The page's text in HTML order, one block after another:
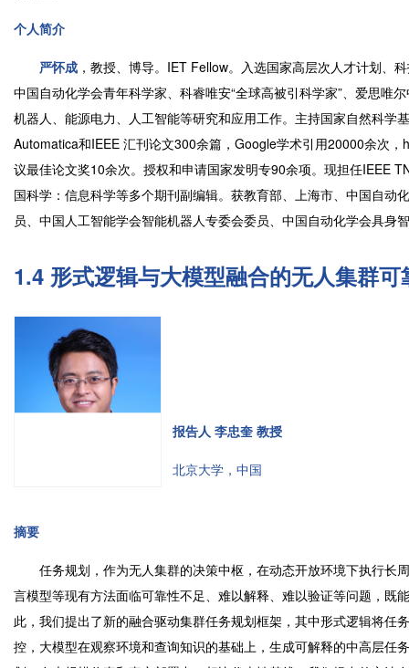
个人简介
严怀成 ，教授、博导。IET Fellow。入选国家高层次人才计划、
中国自动化学会青年科学家、科睿唯安“全球高被引科学家”、爱思唯
机器人、能源电力、人工智能等研究和应用工作。主持国家自然科
Automatica和IEEE 汇刊论文300余篇，Google学术引用20000余次
议最佳论文奖10余次。授权和申请国家发明专90余项。现担任IEEE
国科学：信息科学等多个期刊副编辑。获教育部、上海市、中国自
员、中国人工智能学会智能机器人专委会委员、中国自动化学会具身
1.4 形式逻辑与大模型融合的无人集群
报告人 李忠奎 教授
北京大学，中国
摘要
任务规划，作为无人集群的决策中枢，在动态开放环境下执行长
言模型等现有方法面临可靠性不足、难以解释、难以验证等问题，
此，我们提出了新的融合驱动集群任务规划框架，其中形式逻辑将
控，大模型在观察环境和查询知识的基础上，生成可解释的中高层